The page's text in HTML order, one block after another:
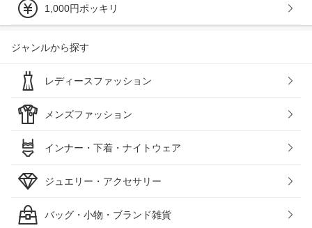
1,000円ポッキリ
ジャンルから探す
レディースファッション
メンズファッション
インナー・下着・ナイトウェア
ジュエリー・アクセサリー
バッグ・小物・ブランド雑貨